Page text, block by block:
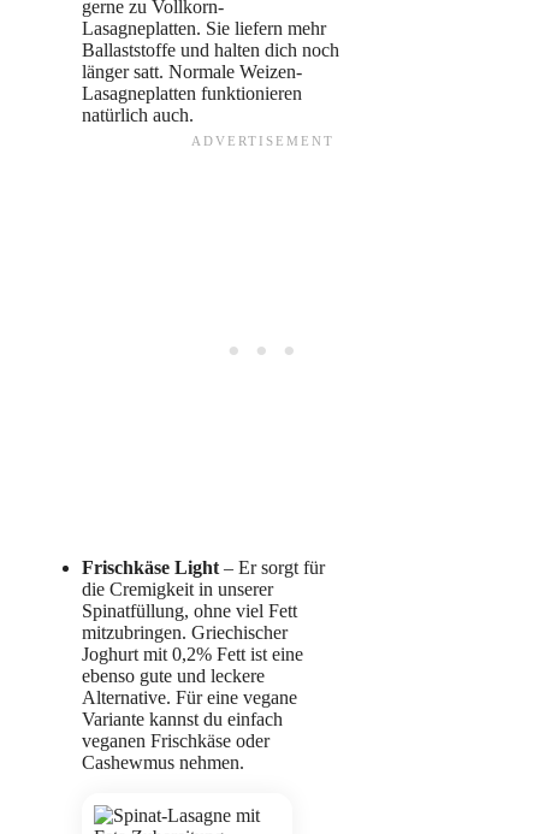
gerne zu Vollkorn-
Lasagneplatten. Sie liefern mehr
Ballaststoffe und halten dich noch
länger satt. Normale Weizen-
Lasagneplatten funktionieren
natürlich auch.
Frischkäse Light – Er sorgt für
die Cremigkeit in unserer
Spinatfüllung, ohne viel Fett
mitzubringen. Griechischer
Joghurt mit 0,2% Fett ist eine
ebenso gute und leckere
Alternative. Für eine vegane
Variante kannst du einfach
veganen Frischkäse oder
Cashewmus nehmen.